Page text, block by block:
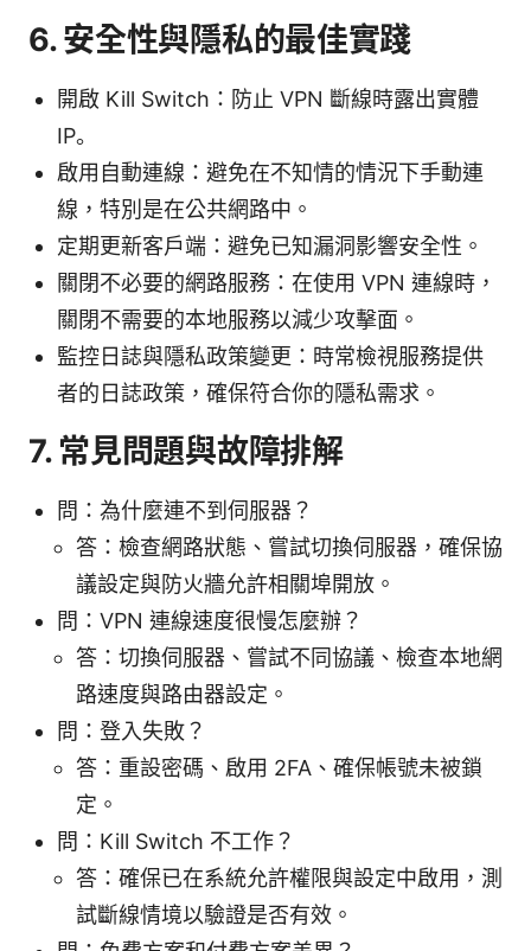
6. 安全性與隱私的最佳實踐
開啟 Kill Switch：防止 VPN 斷線時露出實體
IP。
啟用自動連線：避免在不知情的情況下手動連
線，特別是在公共網路中。
定期更新客戶端：避免已知漏洞影響安全性。
關閉不必要的網路服務：在使用 VPN 連線時，
關閉不需要的本地服務以減少攻擊面。
監控日誌與隱私政策變更：時常檢視服務提供
者的日誌政策，確保符合你的隱私需求。
7. 常見問題與故障排解
問：為什麼連不到伺服器？
答：檢查網路狀態、嘗試切換伺服器，確保協
議設定與防火牆允許相關埠開放。
問：VPN 連線速度很慢怎麼辦？
答：切換伺服器、嘗試不同協議、檢查本地網
路速度與路由器設定。
問：登入失敗？
答：重設密碼、啟用 2FA、確保帳號未被鎖
定。
問：Kill Switch 不工作？
答：確保已在系統允許權限與設定中啟用，測
試斷線情境以驗證是否有效。